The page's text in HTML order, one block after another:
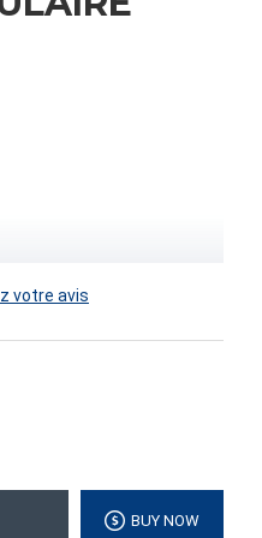
votre avis
BUY NOW